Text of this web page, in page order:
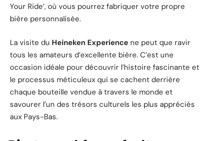
Your Ride’, où vous pourrez fabriquer votre propre
bière personnalisée.
La visite du Heineken Experience ne peut que ravir
tous les amateurs d’excellente bière. C’est une
occasion idéale pour découvrir l’histoire fascinante et
le processus méticuleux qui se cachent derrière
chaque bouteille vendue à travers le monde et
savourer l’un des trésors culturels les plus appréciés
aux Pays-Bas.